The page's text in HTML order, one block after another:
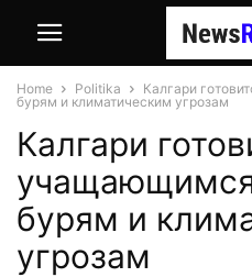
Home Politika
Калгари
бурям и климатическим угрозам
Калгари
бурям и
угрозам